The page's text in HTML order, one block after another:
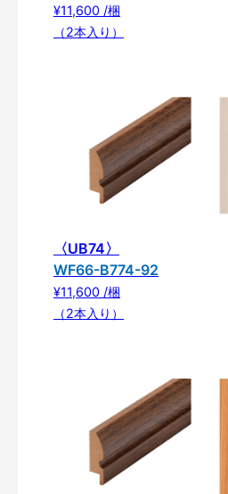
¥11,600 /梱
（2本入り）
〈UB74〉
WF66-B774-92
¥11,600 /梱
（2本入り）